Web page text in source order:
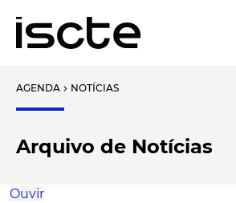
AGENDA chevron_right NOTÍCIAS
Arquivo de Notícias
Ouvir